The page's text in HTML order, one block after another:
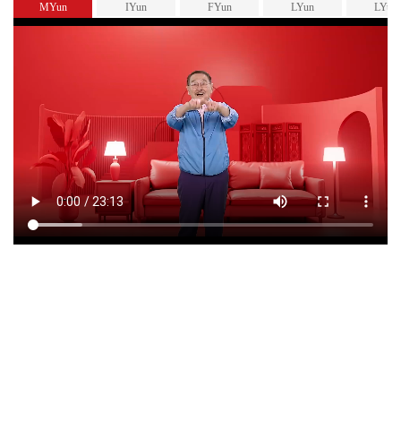
MYun
IYun
FYun
LYun
LYun
Loading ...